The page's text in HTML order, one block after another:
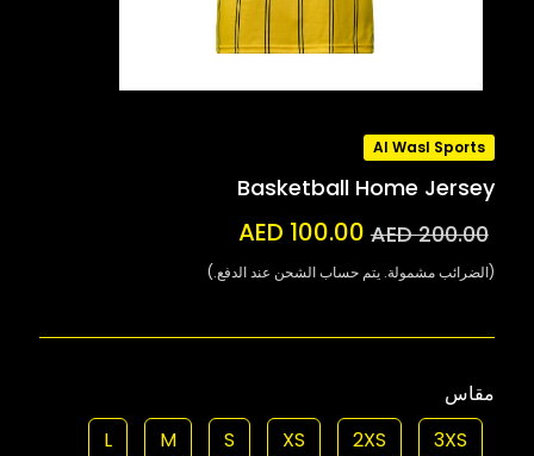
Al Wasl Sports
Basketball Home Jersey
AED 200.00
AED 100.00
(الضرائب مشمولة. يتم حساب الشحن عند الدفع.)
مقاس
3XS
2XS
XS
S
M
L